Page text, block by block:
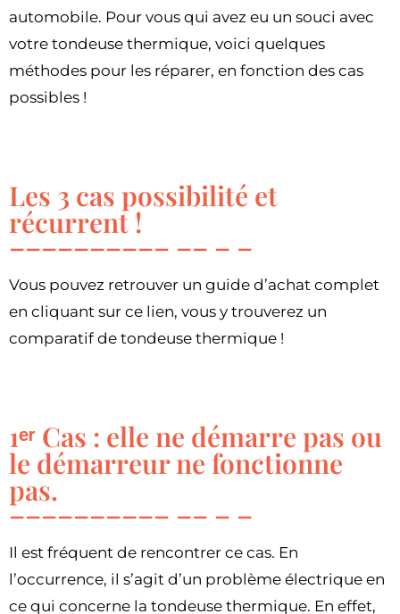
automobile. Pour vous qui avez eu un souci avec
votre tondeuse thermique, voici quelques
méthodes pour les réparer, en fonction des cas
possibles !
Les 3 cas possibilité et
récurrent !
Vous pouvez retrouver un guide d’achat complet
en cliquant sur ce lien, vous y trouverez un
comparatif de tondeuse thermique !
1ᵉʳ Cas : elle ne démarre pas ou
le démarreur ne fonctionne
pas.
Il est fréquent de rencontrer ce cas. En
l’occurrence, il s’agit d’un problème électrique en
ce qui concerne la tondeuse thermique. En effet,